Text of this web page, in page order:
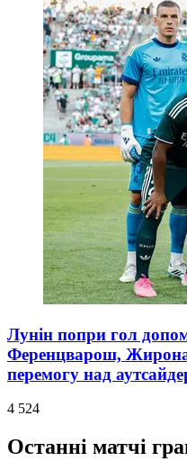
Лунін попри гол
Ференцварош, Жирона
перемогу над
4 524
Останні матчі